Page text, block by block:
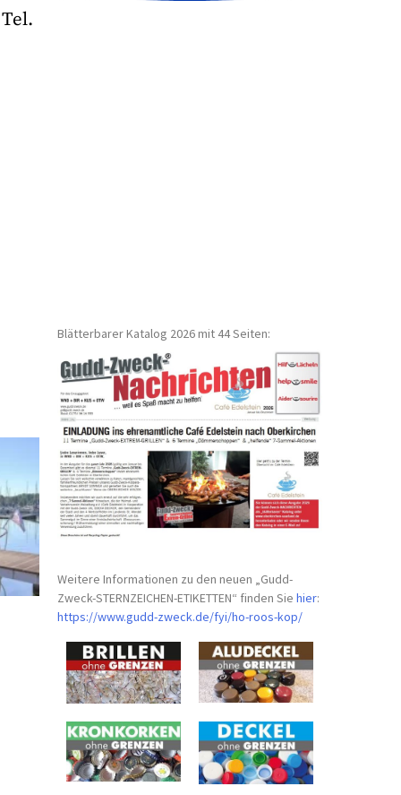
Blätterbarer Katalog 2026 mit 44 Seiten:
Weitere Informationen zu den neuen „Gudd-
Zweck-STERNZEICHEN-ETIKETTEN“ finden Siehier:
https://www.gudd-zweck.de/fyi/ho-roos-kop/